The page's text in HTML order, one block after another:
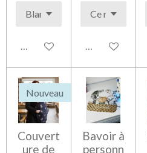
Voir les détails Voir les détails
Nouveau
Couvert
ure de
Bavoir à
personn